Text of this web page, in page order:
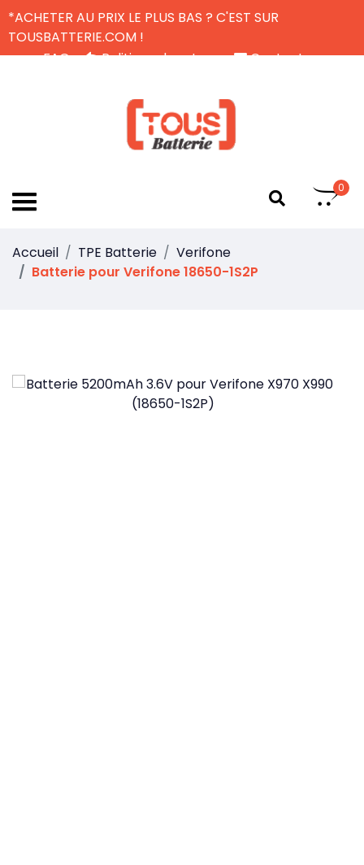
*ACHETER AU PRIX LE PLUS BAS ? C'EST SUR
TOUSBATTERIE.COM !
FAQ
Politique de retour
Contactez-nous
0
Accueil TPE Batterie
Verifone
Batterie pour Verifone 18650-1S2P